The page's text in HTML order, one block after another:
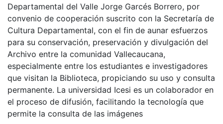
Departamental del Valle Jorge Garcés Borrero, por
convenio de cooperación suscrito con la Secretaría de
Cultura Departamental, con el fin de aunar esfuerzos
para su conservación, preservación y divulgación del
Archivo entre la comunidad Vallecaucana,
especialmente entre los estudiantes e investigadores
que visitan la Biblioteca, propiciando su uso y consulta
permanente. La universidad Icesi es un colaborador en
el proceso de difusión, facilitando la tecnología que
permite la consulta de las imágenes